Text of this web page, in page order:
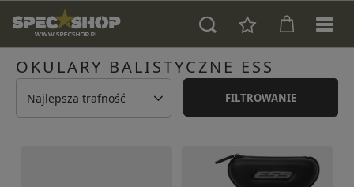
OKULARY BALISTYCZNE ESS
Najlepsza trafność FILTROWANIE